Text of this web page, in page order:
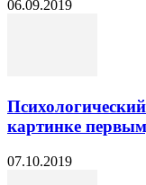
06.09.2019
картинке
07.10.2019